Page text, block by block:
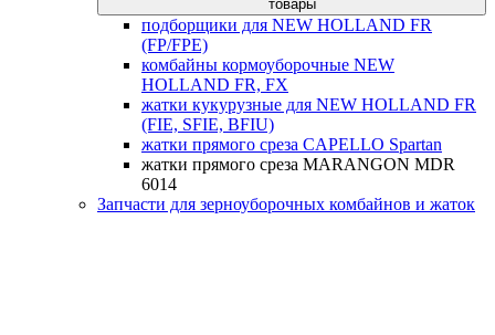
товары
подборщики для NEW HOLLAND FR
(FP/FPE)
комбайны кормоуборочные NEW
HOLLAND FR, FX
жатки кукурузные для NEW HOLLAND FR
(FIE, SFIE, BFIU)
жатки прямого среза CAPELLO Spartan
жатки прямого среза MARANGON MDR
6014
Запчасти для зерноуборочных комбайнов и жаток